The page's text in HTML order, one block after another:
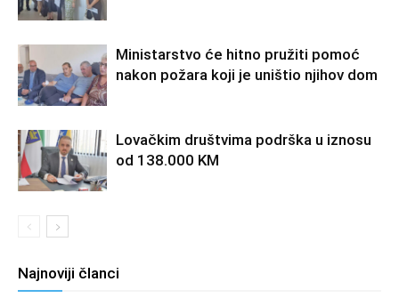
Ministarstvo će hitno pružiti pomoć
nakon požara koji je uništio njihov dom
Lovačkim društvima podrška u iznosu
od 138.000 KM
Najnoviji članci